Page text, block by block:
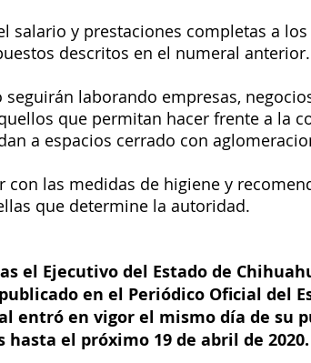
salario y prestaciones completas a
descritos en el numeral anterior.
seguirán laborando empresas,
que permitan hacer frente a la
a espacios cerrado con
con las medidas de higiene y
que determine la autoridad.
el Ejecutivo del Estado de
en el Periódico Oficial del
entró en vigor el mismo día de su
hasta el próximo 19 de abril de 2020.